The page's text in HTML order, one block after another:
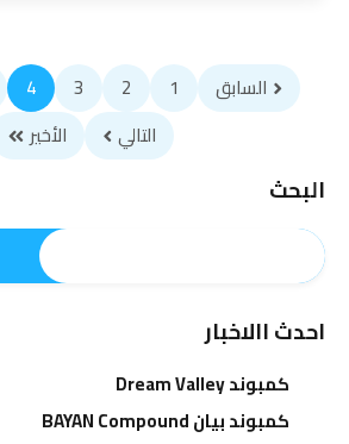
السابق 1
2
3
4
التالي
الأخير
البحث
احدث االاخبار
كمبوند Dream Valley
كمبوند بيان BAYAN Compound